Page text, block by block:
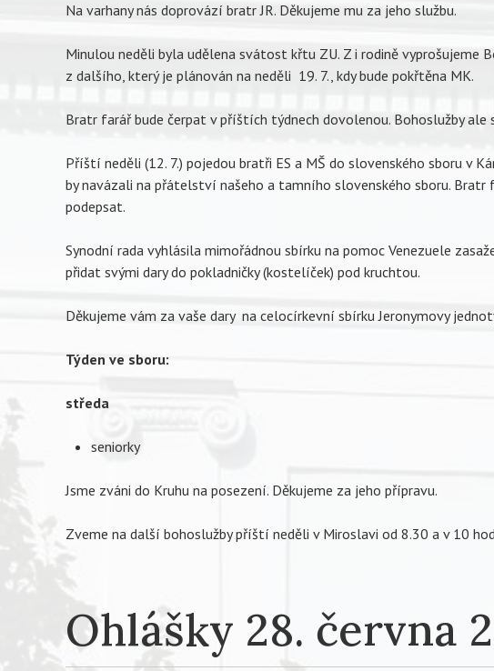
Na varhany nás doprovází bratr JR. Děkujeme mu za jeho službu.
Minulou neděli byla udělena svátost křtu ZU. Z i rodině vyprošujeme
z dalšího, který je plánován na neděli 19. 7., kdy bude pokřtěna MK.
Bratr farář bude čerpat v příštích týdnech dovolenou. Bohoslužby ale
Příští neděli (12. 7.) pojedou bratři ES a MŠ do slovenského sboru v
by navázali na přátelství našeho a tamního slovenského sboru. Bratr
podepsat.
Synodní rada vyhlásila mimořádnou sbírku na pomoc Venezuele
přidat svými dary do pokladničky (kostelíček) pod kruchtou.
Děkujeme vám za vaše dary na celocírkevní sbírku Jeronymovy
Týden ve sboru:
středa
seniorky
Jsme zváni do Kruhu na posezení. Děkujeme za jeho přípravu.
Zveme na další bohoslužby příští neděli v Miroslavi od 8.30 a v 10
Ohlášky 28. června